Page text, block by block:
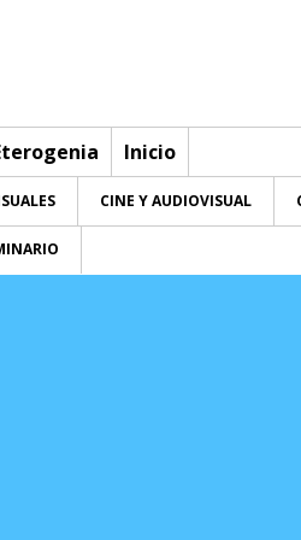
Inicio
CINE Y AUDIOVISUAL